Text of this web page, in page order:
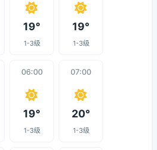
19°
1-3级
19°
1-3级
06:00
19°
1-3级
07:00
20°
1-3级